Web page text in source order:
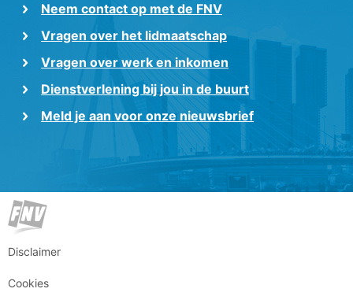
Neem contact op met de FNV
Vragen over het lidmaatschap
Vragen over werk en inkomen
Dienstverlening bij jou in de buurt
Meld je aan voor onze nieuwsbrief
Disclaimer
Cookies